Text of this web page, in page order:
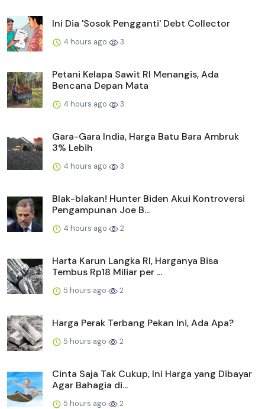
Ini Dia 'Sosok Pengganti' Debt Collector
4 hours ago 3
Petani Kelapa Sawit RI Menangis, Ada
Bencana Depan Mata
4 hours ago 3
Gara-Gara India, Harga Batu Bara Ambruk
3% Lebih
4 hours ago 3
Blak-blakan! Hunter Biden Akui Kontroversi
Pengampunan Joe B...
4 hours ago 2
Harta Karun Langka RI, Harganya Bisa
Tembus Rp18 Miliar per ...
5 hours ago 2
Harga Perak Terbang Pekan Ini, Ada Apa?
5 hours ago 2
Cinta Saja Tak Cukup, Ini Harga yang Dibayar
Agar Bahagia di...
5 hours ago 2